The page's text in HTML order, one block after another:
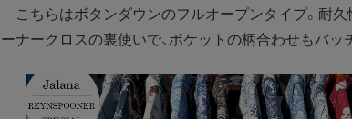
こちらはボタンダウンのフルオープンタイプ。耐
ーナークロスの裏使いで、ポケットの柄合わせもバッ